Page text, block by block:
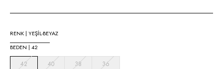
RENK | YEŞİL-BEYAZ
BEDEN | 42
42 40 38 36